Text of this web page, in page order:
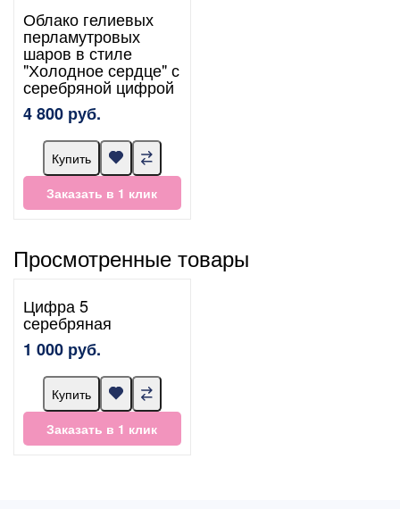
Облако гелиевых
перламутровых
шаров в стиле
"Холодное сердце" с
серебряной цифрой
4 800 руб.
Купить
Заказать в 1 клик
Просмотренные товары
Цифра 5
серебряная
1 000 руб.
Купить
Заказать в 1 клик